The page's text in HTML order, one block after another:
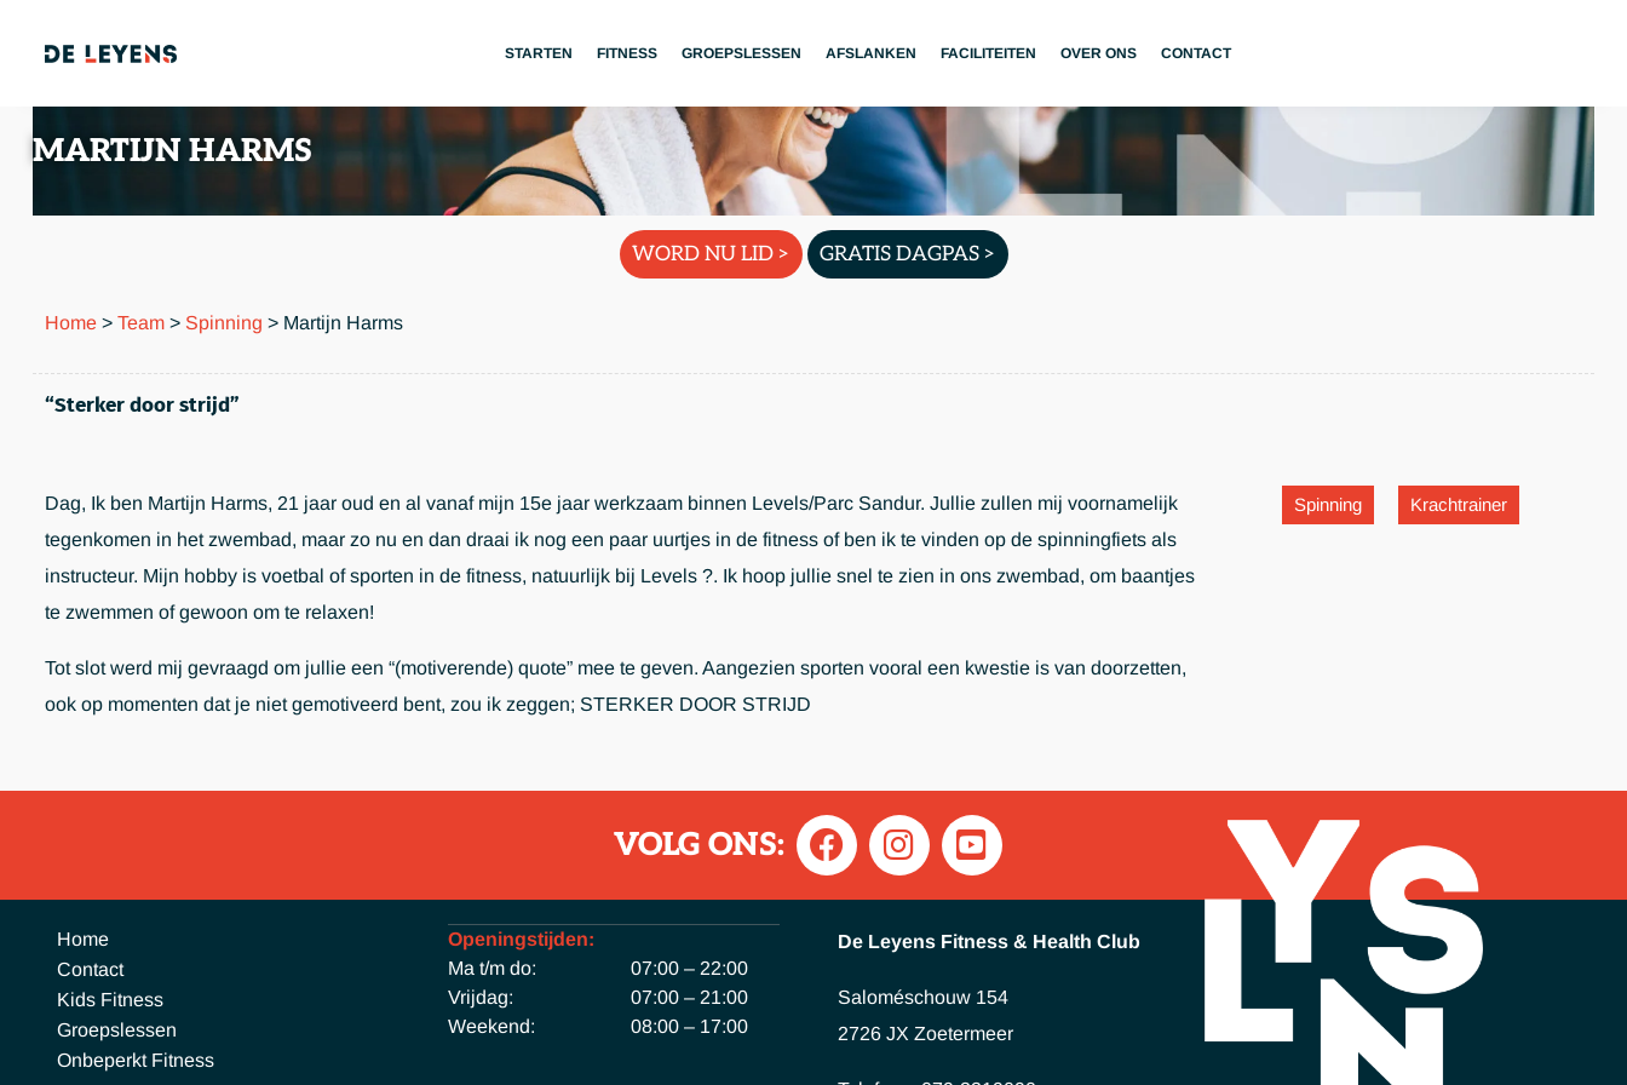
STARTEN FITNESS GROEPSLESSEN AFSLANKEN FACILITEITEN OVER ONS CONTACT
MARTIJN HARMS
WORD NU LID > GRATIS DAGPAS >
Home > Team > Spinning > Martijn Harms
“Sterker door strijd”
Dag, Ik ben Martijn Harms, 21 jaar oud en al vanaf mijn 15e jaar werkzaam binnen Levels/Parc Sandur. Jullie zullen mij voornamelijk
tegenkomen in het zwembad, maar zo nu en dan draai ik nog een paar uurtjes in de fitness of ben ik te vinden op de spinningfiets als
instructeur. Mijn hobby is voetbal of sporten in de fitness, natuurlijk bij Levels ?. Ik hoop jullie snel te zien in ons zwembad, om baantjes
te zwemmen of gewoon om te relaxen!
Tot slot werd mij gevraagd om jullie een “(motiverende) quote” mee te geven. Aangezien sporten vooral een kwestie is van doorzetten,
ook op momenten dat je niet gemotiveerd bent, zou ik zeggen; STERKER DOOR STRIJD
Spinning Krachtrainer
VOLG ONS:
Home
Contact
Kids Fitness
Groepslessen
Onbeperkt Fitness
Openingstijden:
Ma t/m do:
07:00 – 22:00
Vrijdag:
07:00 – 21:00
Weekend:
08:00 – 17:00
De Leyens Fitness & Health Club
Saloméschouw 154
2726 JX Zoetermeer